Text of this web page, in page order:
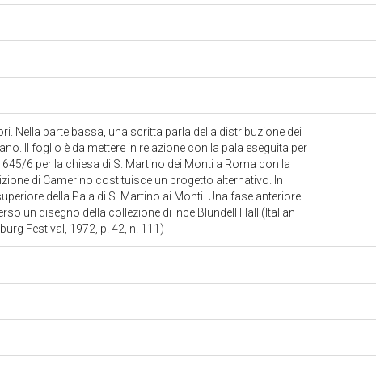
Nella parte bassa, una scritta parla della distribuzione dei
Il foglio è da mettere in relazione con la pala eseguita per
6 per la chiesa di S. Martino dei Monti a Roma con la
di Camerino costituisce un progetto alternativo. In
della Pala di S. Martino ai Monti. Una fase anteriore
un disegno della collezione di Ince Blundell Hall (Italian
Festival, 1972, p. 42, n. 111)